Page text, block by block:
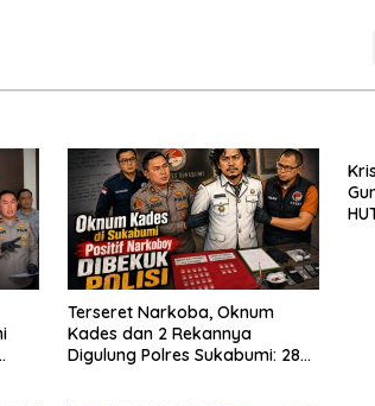
Terseret Narkoba, Oknum
Kades dan 2 Rekannya
Digulung Polres Sukabumi: 28